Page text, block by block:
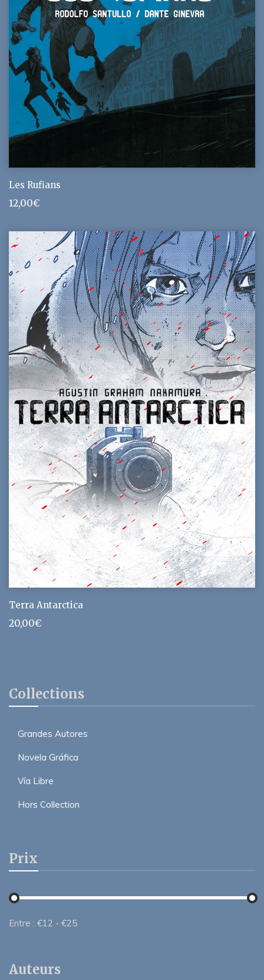
Collections
Grandes Autores
Novela Gráfica
Vía Libre
Hors Collection
Prix
Entre : €12 - €25
Auteurs
Les Rufians
12,00€
Terra Antarctica
20,00€